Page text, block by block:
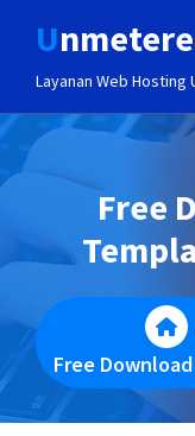
Layanan Web Hosting
Free
Free